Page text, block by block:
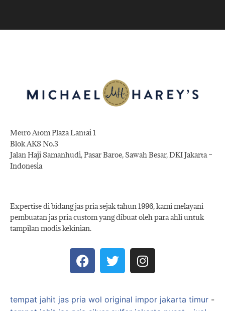
Metro Atom Plaza Lantai 1
Blok AKS No.3
Jalan Haji Samanhudi, Pasar Baroe, Sawah Besar, DKI Jakarta –
Indonesia
Expertise di bidang jas pria sejak tahun 1996, kami melayani
pembuatan jas pria custom yang dibuat oleh para ahli untuk
tampilan modis kekinian.
tempat jahit jas pria wol original impor jakarta timur -